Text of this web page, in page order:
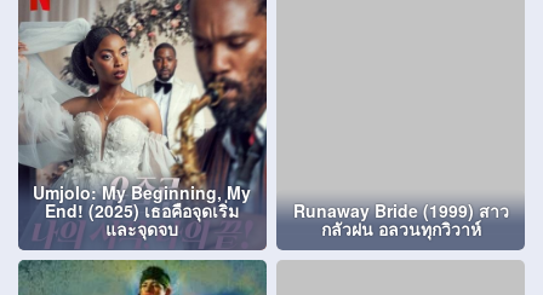
Umjolo: My Beginning, My
End! (2025) เธอคือจุดเริ่ม
และจุดจบ
Runaway Bride (1999) สาว
กลัวฝน อลวนทุกวิวาห์